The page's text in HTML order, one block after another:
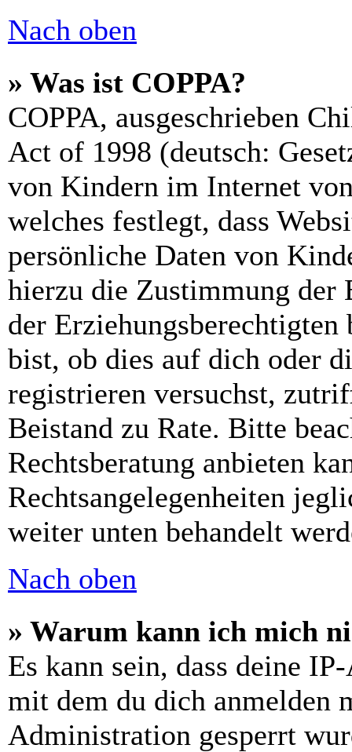
Nach oben
» Was ist COPPA?
COPPA, ausgeschrieben
Act of 1998 (deutsch:
von Kindern im Internet
welches festlegt, dass
persönliche Daten von
hierzu die Zustimmung der
der
bist, ob dies auf dich oder
registrieren versuchst,
Beistand zu Rate. Bitte
Rechtsberatung anbieten
Rechtsangelegenheiten
weiter unten behandelt
Nach oben
» Warum kann ich mich
Es kann sein, dass deine
mit dem du dich anmelden
Administration gesperrt